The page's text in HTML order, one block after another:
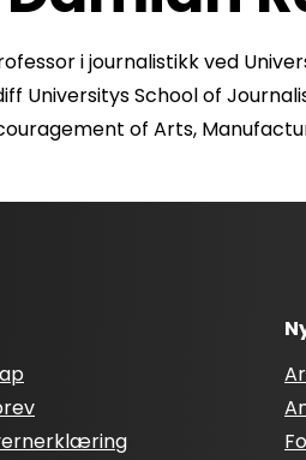
i journalistikk ved
Universitys School of
of Arts,